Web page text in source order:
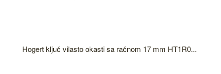
Hogert ključ vilasto okasti sa račnom 17 mm HT1R0...